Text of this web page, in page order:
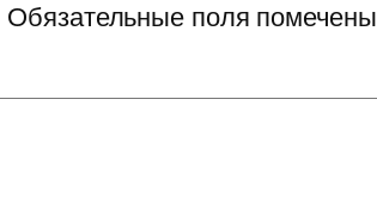
Обязательные поля помечены